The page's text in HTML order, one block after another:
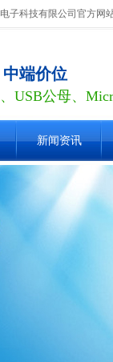
子科技有限公司官方网
端价位
USB公母、
新闻资讯